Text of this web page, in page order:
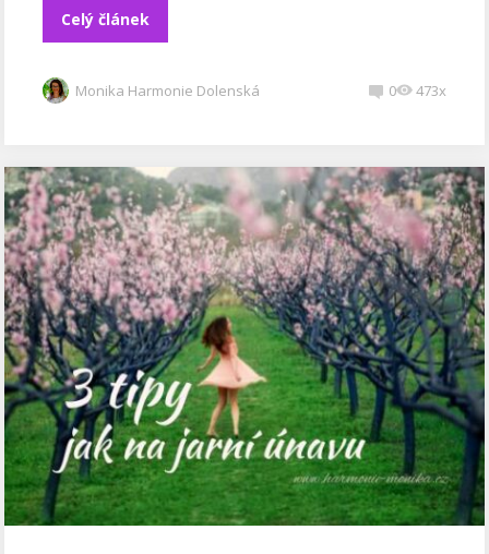
Celý článek
Monika Harmonie Dolenská 0 473x